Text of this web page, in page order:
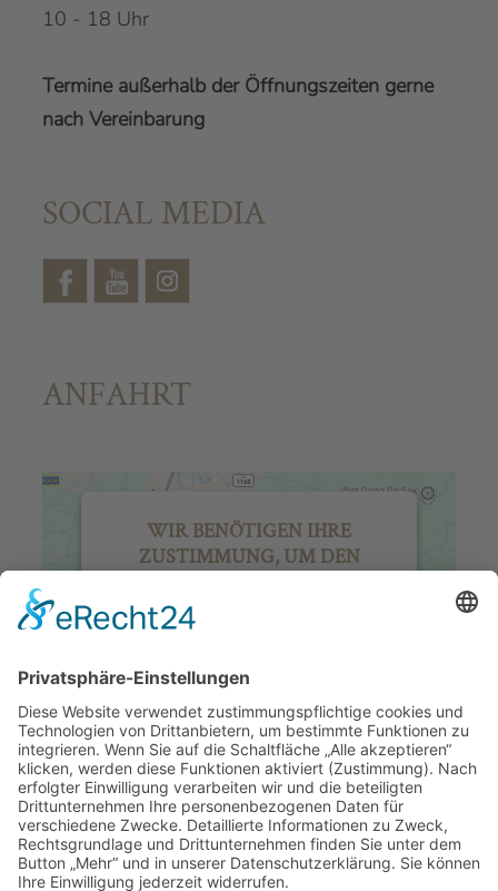
10 - 18 Uhr
Termine außerhalb der Öffnungszeiten gerne
nach Vereinbarung
SOCIAL MEDIA
ANFAHRT
WIR BENÖTIGEN IHRE
ZUSTIMMUNG, UM DEN
Drittanbieters, um Karteninhalte
einzubetten. Dieser Service kann
Daten zu Ihren Aktivitäten sammeln.
Bitte lesen Sie die Details durch und
stimmen Sie der Nutzung des Service
zu, um diese Karte anzuzeigen.
Mehr Informationen